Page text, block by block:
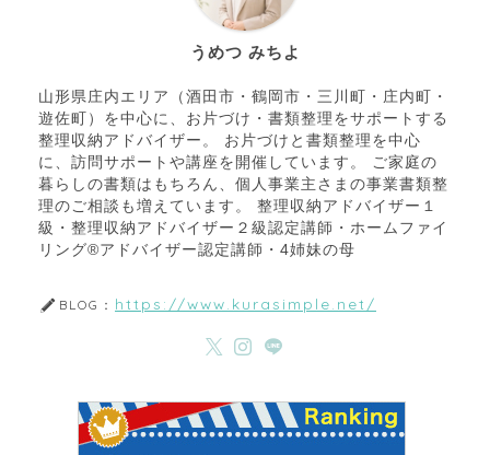
うめつ みちよ
山形県庄内エリア（酒田市・鶴岡市・三川町・庄内町・
遊佐町）を中心に、お片づけ・書類整理をサポートする
整理収納アドバイザー。 お片づけと書類整理を中心
に、訪問サポートや講座を開催しています。 ご家庭の
暮らしの書類はもちろん、個人事業主さまの事業書類整
理のご相談も増えています。 整理収納アドバイザー１
級・整理収納アドバイザー２級認定講師・ホームファイ
リング®アドバイザー認定講師・4姉妹の母
BLOG： https://www.kurasimple.net/